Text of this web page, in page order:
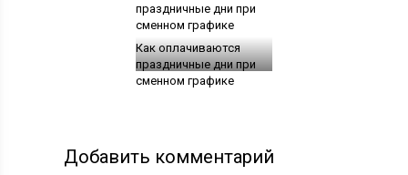
Как оплачиваются
праздничные дни при
сменном графике
Добавить комментарий